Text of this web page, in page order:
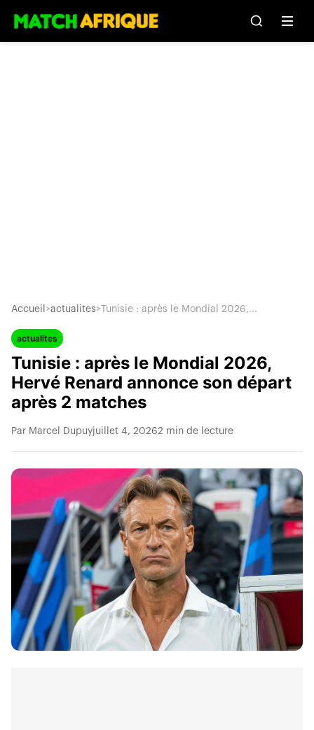
Accueil >actualites> Tunisie : après le Mondial 2026,...
actualites
Tunisie : après le Mondial 2026,
Hervé Renard annonce son départ
après 2 matches
Par Marcel Dupuyjuillet 4, 20262 min de lecture